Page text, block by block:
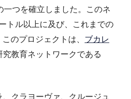
一つを確立しました。このネ
トル以上に及び、これまでの
のプロジェクトは、 ブカレ
教育ネットワークである
クラヨーヴァ、クルージュ